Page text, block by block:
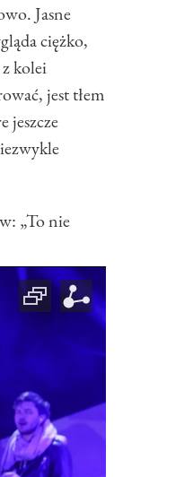
Jasne
ciężko,
kolei
jest tłem
jeszcze
„To nie